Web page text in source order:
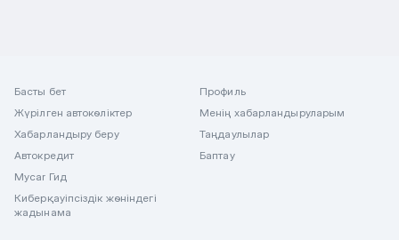
Басты бет
Жүрілген автокөліктер
Хабарландыру беру
Автокредит
Mycar Гид
Киберқауіпсіздік жөніндегі
жадынама
Профиль
Менің хабарландыруларым
Таңдаулылар
Баптау